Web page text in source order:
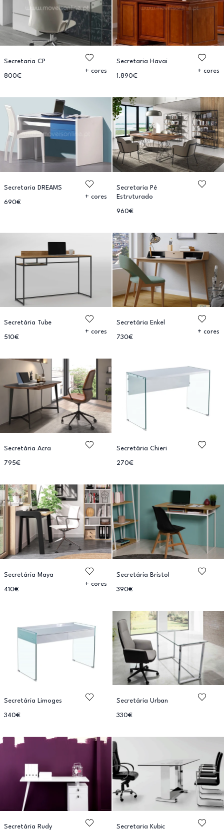
Secretaria CP
800€
+ cores
Secretaria Havai
1.890€
+ cores
Secretaria DREAMS
690€
+ cores
Secretaria Pé
Estruturado
960€
Secretária Tube
510€
+ cores
Secretária Enkel
730€
+ cores
Secretária Acra
795€
Secretária Chieri
270€
Secretária Maya
410€
+ cores
Secretária Bristol
390€
Secretária Limoges
340€
Secretária Urban
330€
Secretária Rudy Secretaria Kubic